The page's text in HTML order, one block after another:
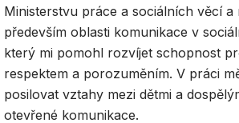
Ministerstvu práce a sociálních věcí
především oblasti komunikace v
který mi pomohl rozvíjet schopnost
respektem a porozuměním. V práci
posilovat vztahy mezi dětmi a
otevřené komunikace.